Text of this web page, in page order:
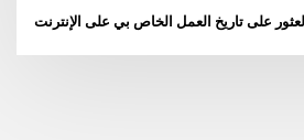
على تاريخ العمل الخاص بي على الإنترنت